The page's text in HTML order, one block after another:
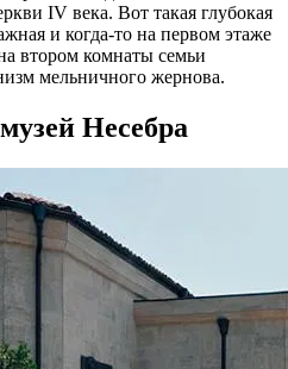
IV века. Вот такая глубокая
и когда-то на первом этаже
втором комнаты семьи
мельничного жернова.
Несебра